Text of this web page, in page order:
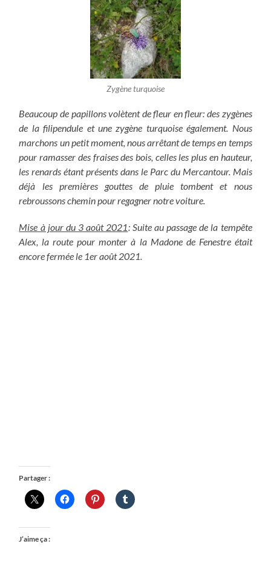
Zygène turquoise
Beaucoup de papillons volètent de fleur en fleur: des zygènes
de la filipendule et une zygène turquoise également. Nous
marchons un petit moment, nous arrêtant de temps en temps
pour ramasser des fraises des bois, celles les plus en hauteur,
les renards étant présents dans le Parc du Mercantour. Mais
déjà les premières gouttes de pluie tombent et nous
rebroussons chemin pour regagner notre voiture.
Mise à jour du 3 août 2021: Suite au passage de la tempête
Alex, la route pour monter à la Madone de Fenestre était
encore fermée le 1er août 2021.
Partager :
J’aime ça :